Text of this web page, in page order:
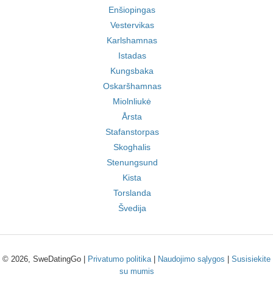
Enšiopingas
Vestervikas
Karlshamnas
Istadas
Kungsbaka
Oskaršhamnas
Miolnliukė
Årsta
Stafanstorpas
Skoghalis
Stenungsund
Kista
Torslanda
Švedija
© 2026, SweDatingGo | Privatumo politika| Naudojimo sąlygos
Susisiekite
su mumis